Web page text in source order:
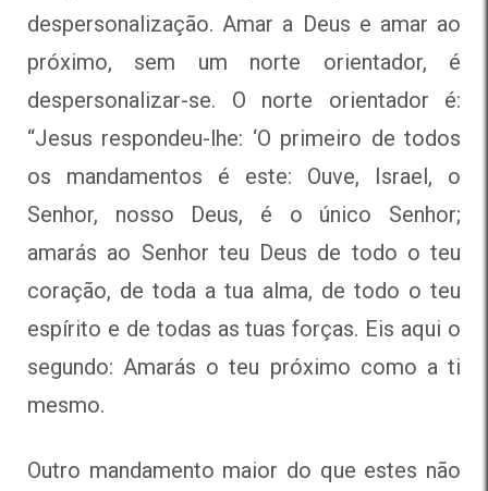
despersonalização. Amar a Deus e amar ao
próximo, sem um norte orientador, é
despersonalizar-se. O norte orientador é:
“Jesus respondeu-lhe: ‘O primeiro de todos
os mandamentos é este: Ouve, Israel, o
Senhor, nosso Deus, é o único Senhor;
amarás ao Senhor teu Deus de todo o teu
coração, de toda a tua alma, de todo o teu
espírito e de todas as tuas forças. Eis aqui o
segundo: Amarás o teu próximo como a ti
mesmo.
Outro mandamento maior do que estes não